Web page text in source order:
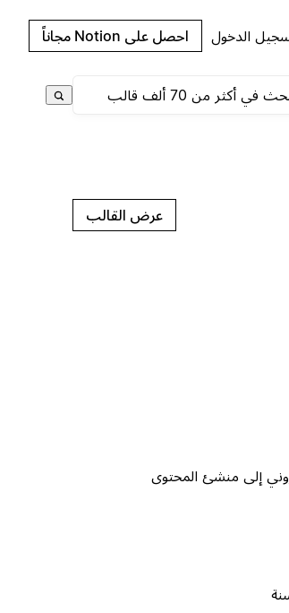
الدخول احصل على Notion مجاناً
عرض القالب
إلى منشئ المحتوى